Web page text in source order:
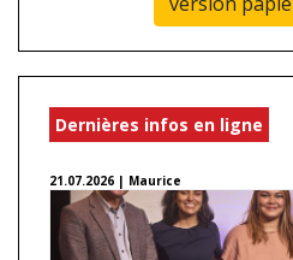
Dernières infos en ligne
21.07.2026 | Maurice